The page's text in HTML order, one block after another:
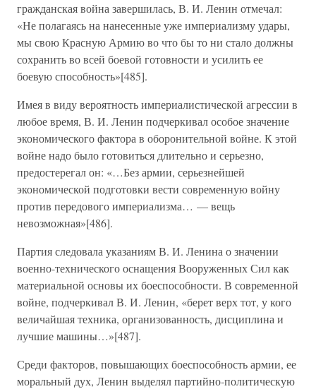
гражданская война завершилась, В. И. Ленин отмечал:
«Не полагаясь на нанесенные уже империализму удары,
мы свою Красную Армию во что бы то ни стало должны
сохранить во всей боевой готовности и усилить ее
боевую способность»[485].
Имея в виду вероятность империалистической агрессии в
любое время, В. И. Ленин подчеркивал особое значение
экономического фактора в оборонительной войне. К этой
войне надо было готовиться длительно и серьезно,
предостерегал он: «…Без армии, серьезнейшей
экономической подготовки вести современную войну
против передового империализма… — вещь
невозможная»[486].
Партия следовала указаниям В. И. Ленина о значении
военно-технического оснащения Вооруженных Сил как
материальной основы их боеспособности. В современной
войне, подчеркивал В. И. Ленин, «берет верх тот, у кого
величайшая техника, организованность, дисциплина и
лучшие машины…»[487].
Среди факторов, повышающих боеспособность армии, ее
моральный дух, Ленин выделял партийно-политическую